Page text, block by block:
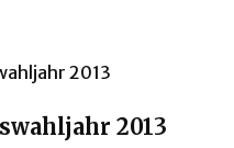
KOMMUNALPOLITISCHE
2013